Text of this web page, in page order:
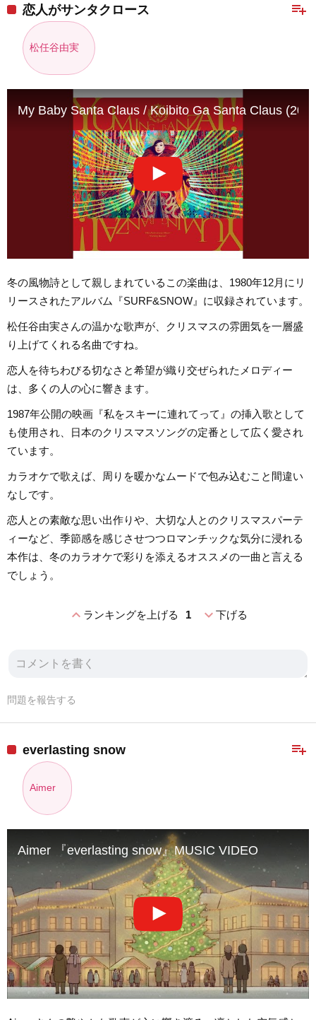
playlist_add
恋人がサンタクロース
松任谷由実
My Baby Santa Claus / Koibito Ga Santa Claus
冬の風物詩として親しまれているこの楽曲は、1980年12月にリ
リースされたアルバム『SURF&SNOW』に収録されています。
松任谷由実さんの温かな歌声が、クリスマスの雰囲気を一層盛
り上げてくれる名曲ですね。
恋人を待ちわびる切なさと希望が織り交ぜられたメロディー
は、多くの人の心に響きます。
1987年公開の映画『私をスキーに連れてって』の挿入歌として
も使用され、日本のクリスマスソングの定番として広く愛され
ています。
カラオケで歌えば、周りを暖かなムードで包み込むこと間違い
なしです。
恋人との素敵な思い出作りや、大切な人とのクリスマスパーテ
ィーなど、季節感を感じさせつつロマンチックな気分に浸れる
本作は、冬のカラオケで彩りを添えるオススメの一曲と言える
でしょう。
expand_lessランキングを上げる 1 expand_more下げる
問題を報告する
playlist_add
everlasting snow
Aimer
Aimer 『everlasting snow』MUSIC VIDEO